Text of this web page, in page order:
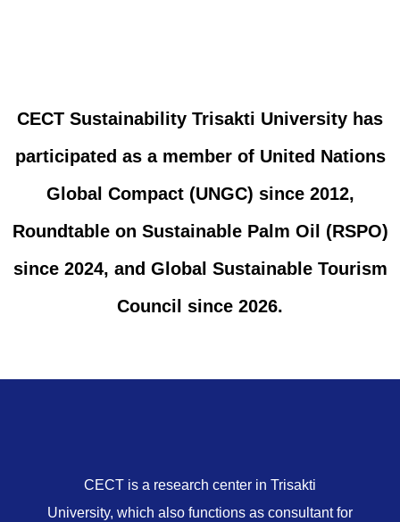
CECT Sustainability Trisakti University has
participated as a member of United Nations
Global Compact (UNGC) since 2012,
Roundtable on Sustainable Palm Oil (RSPO)
since 2024, and Global Sustainable Tourism
Council since 2026.
CECT is a research center in Trisakti
University, which also functions as consultant for